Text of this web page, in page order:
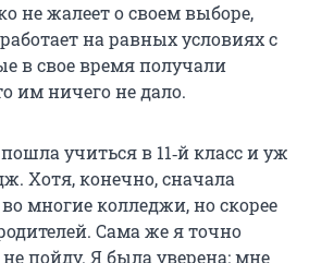
не жалеет о своем выборе,
на равных условиях с
в свое время получали
им ничего не дало.
учиться в 11‑й класс и уж
Хотя, конечно, сначала
многие колледжи, но скорее
Сама же я точно
пойду. Я была уверена: мне